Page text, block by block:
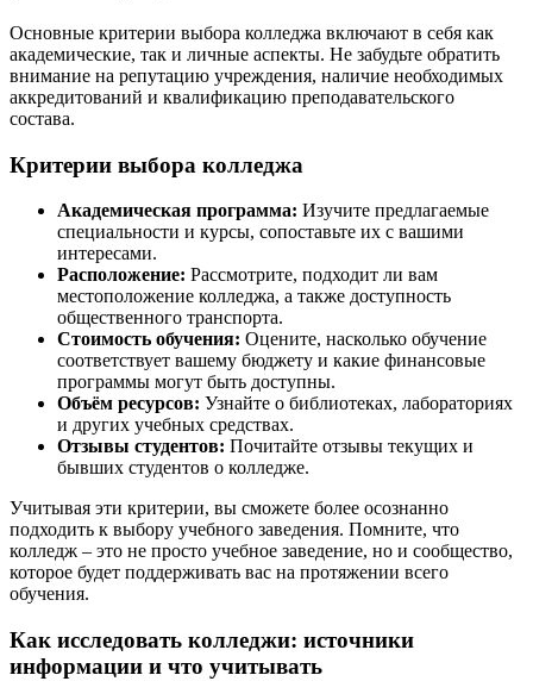
Основные критерии выбора колледжа включают в себя как
академические, так и личные аспекты. Не забудьте обратить
внимание на репутацию учреждения, наличие необходимых
аккредитований и квалификацию преподавательского
состава.
Критерии выбора колледжа
Академическая программа: Изучите предлагаемые
специальности и курсы, сопоставьте их с вашими
интересами.
Расположение: Рассмотрите, подходит ли вам
местоположение колледжа, а также доступность
общественного транспорта.
Стоимость обучения: Оцените, насколько обучение
соответствует вашему бюджету и какие финансовые
программы могут быть доступны.
Объём ресурсов: Узнайте о библиотеках, лабораториях
и других учебных средствах.
Отзывы студентов: Почитайте отзывы текущих и
бывших студентов о колледже.
Учитывая эти критерии, вы сможете более осознанно
подходить к выбору учебного заведения. Помните, что
колледж – это не просто учебное заведение, но и сообщество,
которое будет поддерживать вас на протяжении всего
обучения.
Как исследовать колледжи: источники
информации и что учитывать